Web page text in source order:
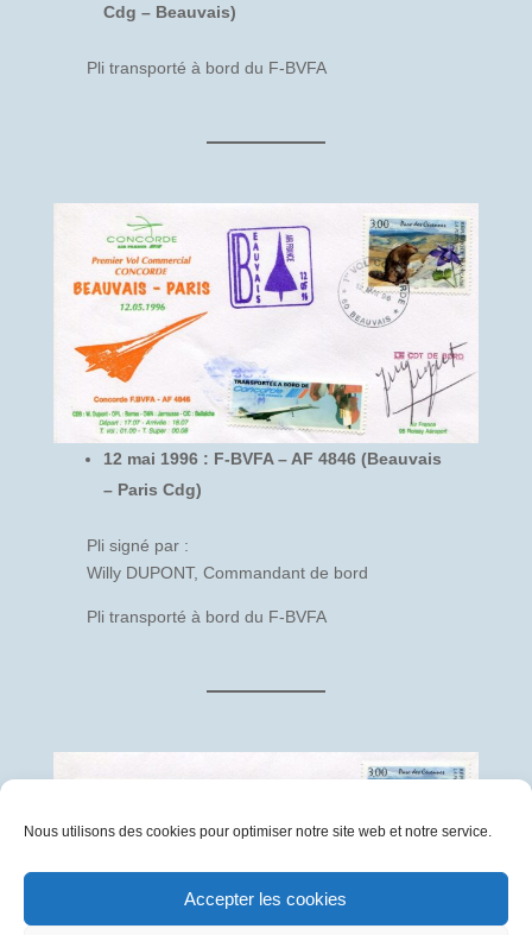
Nous utilisons des cookies pour optimiser notre site web et notre service.
Accepter les cookies
Cdg – Beauvais)
Pli transporté à bord du F-BVFA
12 mai 1996 : F-BVFA – AF 4846 (Beauvais
– Paris Cdg)
Pli signé par :
Willy DUPONT, Commandant de bord
Pli transporté à bord du F-BVFA